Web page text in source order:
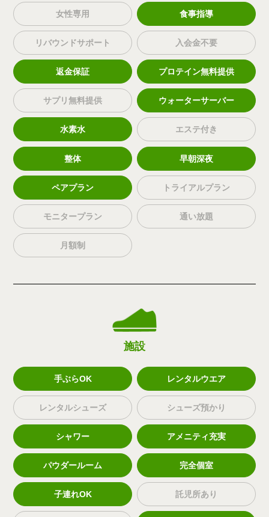
女性専用 食事指導
リバウンドサポート 入会金不要
返金保証 プロテイン無料提供
サプリ無料提供 ウォーターサーバー
水素水 エステ付き
整体 早朝深夜
ペアプラン トライアルプラン
モニタープラン 通い放題
月額制
施設
手ぶらOK レンタルウエア
レンタルシューズ シューズ預かり
シャワー アメニティ充実
パウダールーム 完全個室
子連れOK 託児所あり